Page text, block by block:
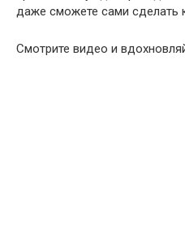
даже сможете сами сделать
Смотрите видео и